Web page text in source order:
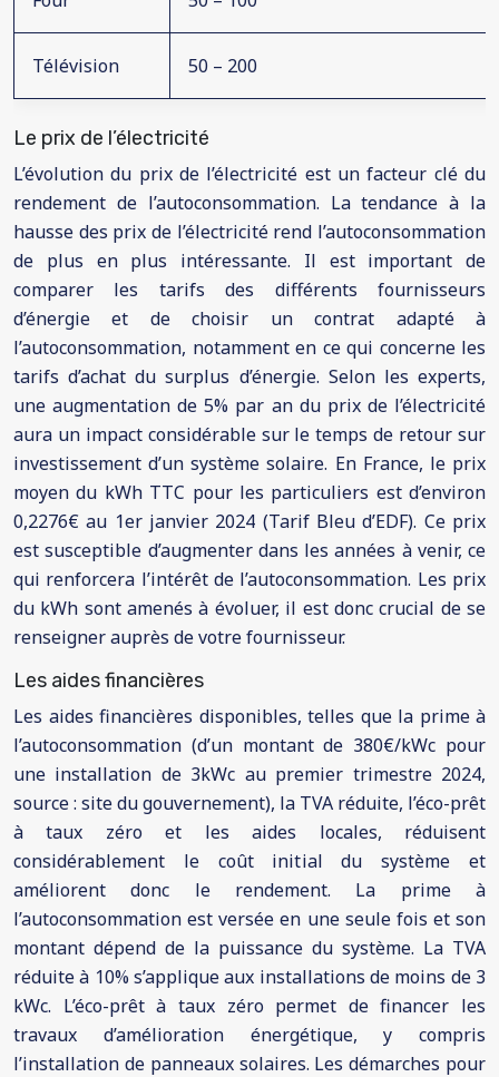
Télévision 50 – 200
Le prix de l’électricité
L’évolution du prix de l’électricité est un facteur clé du
rendement de l’autoconsommation. La tendance à la
hausse des prix de l’électricité rend l’autoconsommation
de plus en plus intéressante. Il est important de
comparer les tarifs des différents fournisseurs
d’énergie et de choisir un contrat adapté à
l’autoconsommation, notamment en ce qui concerne les
tarifs d’achat du surplus d’énergie. Selon les experts,
une augmentation de 5% par an du prix de l’électricité
aura un impact considérable sur le temps de retour sur
investissement d’un système solaire. En France, le prix
moyen du kWh TTC pour les particuliers est d’environ
0,2276€ au 1er janvier 2024 (Tarif Bleu d’EDF). Ce prix
est susceptible d’augmenter dans les années à venir, ce
qui renforcera l’intérêt de l’autoconsommation. Les prix
du kWh sont amenés à évoluer, il est donc crucial de se
renseigner auprès de votre fournisseur.
Les aides financières
Les aides financières disponibles, telles que la prime à
l’autoconsommation (d’un montant de 380€/kWc pour
une installation de 3kWc au premier trimestre 2024,
source : site du gouvernement), la TVA réduite, l’éco-prêt
à taux zéro et les aides locales, réduisent
considérablement le coût initial du système et
améliorent donc le rendement. La prime à
l’autoconsommation est versée en une seule fois et son
montant dépend de la puissance du système. La TVA
réduite à 10% s’applique aux installations de moins de 3
kWc. L’éco-prêt à taux zéro permet de financer les
travaux d’amélioration énergétique, y compris
l’installation de panneaux solaires. Les démarches pour